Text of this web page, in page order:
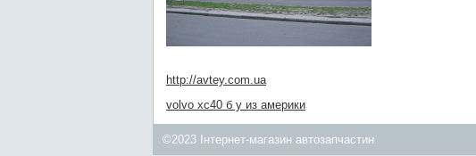
http://avtey.com.ua
volvo xc40 б у из америки
©2023 Інтернет-магазин автозапчастин